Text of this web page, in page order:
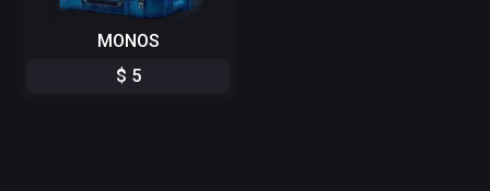
MONOS
$ 5